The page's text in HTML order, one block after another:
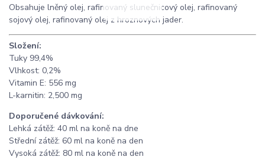
Obsahuje lněný olej, rafinovaný slunečnicový olej, rafinovaný
sojový olej, rafinovaný olej z hroznových jader.
Složení:
Tuky 99,4%
Vlhkost: 0,2%
Vitamin E: 556 mg
L-karnitin: 2,500 mg
Doporučené dávkování:
Lehká zátěž: 40 ml na koně na dne
Střední zátěž: 60 ml na koně na den
Vysoká zátěž: 80 ml na koně na den